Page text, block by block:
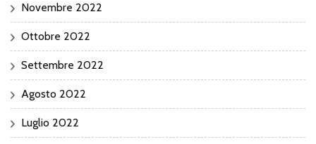
Novembre 2022
Ottobre 2022
Settembre 2022
Agosto 2022
Luglio 2022